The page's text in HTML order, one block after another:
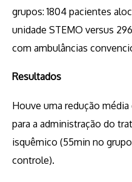
grupos: 1804 pacientes
unidade STEMO versus
com ambulâncias
Resultados
Houve uma redução
para a administração do
isquêmico (55min no
controle).